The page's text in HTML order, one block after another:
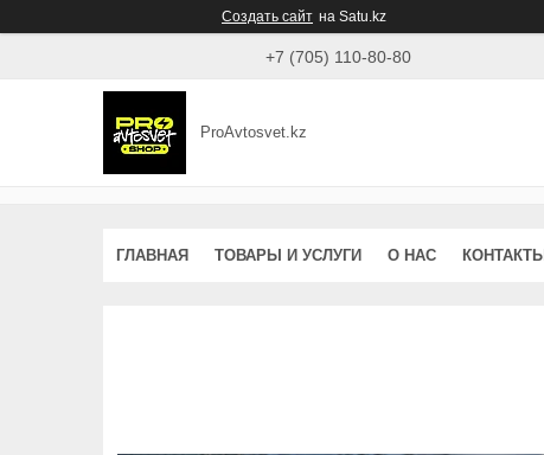
Создать сайт на Satu.kz
+7 (705) 110-80-80
ProAvtosvet.kz
ГЛАВНАЯ ТОВАРЫ И УСЛУГИ О НАС КОНТАКТЫ